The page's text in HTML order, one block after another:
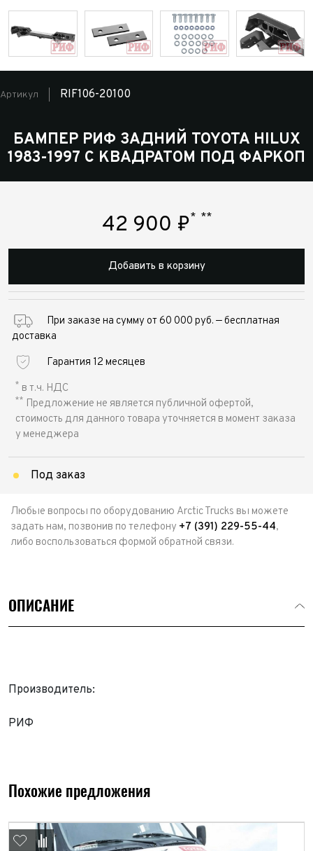
Артикул RIF106-20100
БАМПЕР РИФ ЗАДНИЙ TOYOTA HILUX
1983-1997 С КВАДРАТОМ ПОД ФАРКОП
42 900 ₽* **
Добавить в корзину
При заказе на сумму от 60 000 руб. — бесплатная
доставка
Гарантия 12 месяцев
* в т.ч. НДС
** Предложение не является публичной офертой,
стоимость для данного товара уточняется в момент заказа
у менеджера
Под заказ
Любые вопросы по оборудованию Arctic Trucks вы можете
задать нам, позвонив по телефону +7 (391) 229-55-44,
либо воспользоваться формой обратной связи.
ОПИСАНИЕ
Производитель:
РИФ
Похожие предложения
Имя*
Телефон*